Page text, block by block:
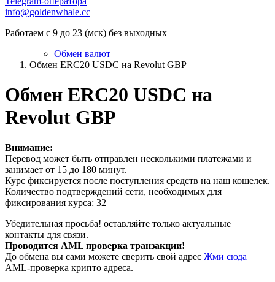
info@goldenwhale.cc
Работаем с 9 до 23 (мск) без выходных
Обмен валют
Обмен ERC20 USDC на Revolut GBP
Обмен ERC20 USDC на
Revolut GBP
Внимание:
Перевод может быть отправлен несколькими платежами и
занимает от 15 до 180 минут.
Курс фиксируется после поступления средств на наш кошелек.
Количество подтверждений сети, необходимых для
фиксирования курса: 32
Убедительная просьба! оставляйте только актуальные
контакты для связи.
Проводится AML проверка транзакции!
До обмена вы сами можете сверить свой адрес Жми сюда
AML-проверка крипто адреса.